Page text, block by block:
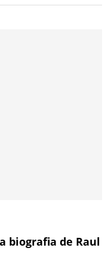
biografia de Raul